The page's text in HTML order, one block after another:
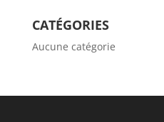
CATÉGORIES
Aucune catégorie